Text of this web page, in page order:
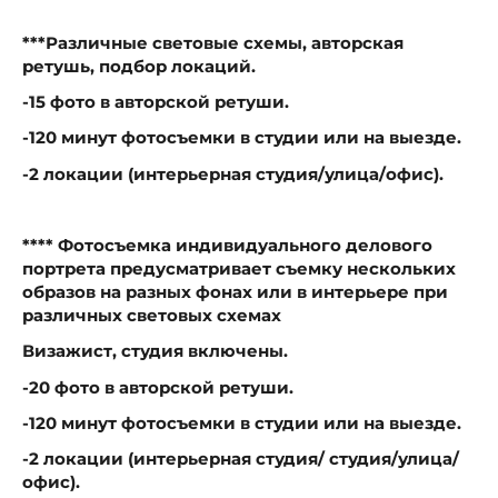
***Различные световые схемы, авторская
ретушь, подбор локаций.
-15 фото в авторской ретуши.
-120 минут фотосъемки в студии или на выезде.
-2 локации (интерьерная студия/улица/офис).
**** Фотосъемка индивидуального делового
портрета предусматривает съемку нескольких
образов на разных фонах или в интерьере при
различных световых схемах
Визажист, студия включены.
-20 фото в авторской ретуши.
-120 минут фотосъемки в студии или на выезде.
-2 локации (интерьерная студия/ студия/улица/
офис).